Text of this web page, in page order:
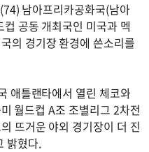
남아프리카공화국(남아
공동 개최국인 미국과 멕
의 경기장 환경에 쓴소리를
애틀랜타에서 열린 체코와
월드컵 A조 조별리그 2차전
뜨거운 야외 경기장이 더 진
밝혔다.